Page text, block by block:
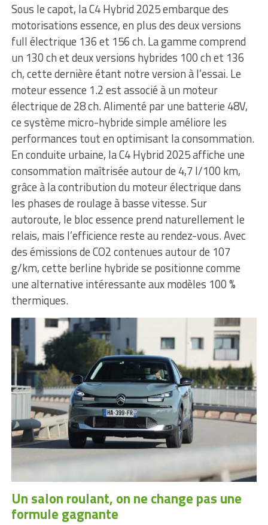
Sous le capot, la C4 Hybrid 2025 embarque des
motorisations essence, en plus des deux versions
full électrique 136 et 156 ch. La gamme comprend
un 130 ch et deux versions hybrides 100 ch et 136
ch, cette dernière étant notre version à l’essai. Le
moteur essence 1.2 est associé à un moteur
électrique de 28 ch. Alimenté par une batterie 48V,
ce système micro-hybride simple améliore les
performances tout en optimisant la consommation.
En conduite urbaine, la C4 Hybrid 2025 affiche une
consommation maîtrisée autour de 4,7 l/100 km,
grâce à la contribution du moteur électrique dans
les phases de roulage à basse vitesse. Sur
autoroute, le bloc essence prend naturellement le
relais, mais l’efficience reste au rendez-vous. Avec
des émissions de CO2 contenues autour de 107
g/km, cette berline hybride se positionne comme
une alternative intéressante aux modèles 100 %
thermiques.
Un salon roulant, on ne change pas une
formule gagnante